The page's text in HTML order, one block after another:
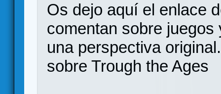
Os dejo aquí el enlace
comentan sobre
una perspectiva
sobre Trough the Ages